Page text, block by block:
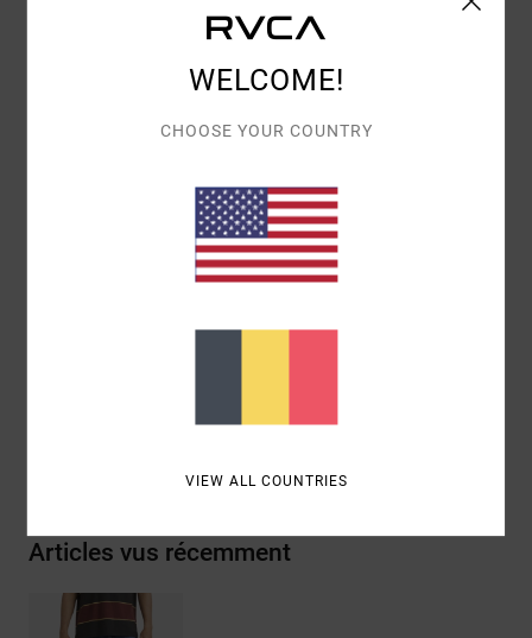
Modèle 5 poches
Coupe confortable, couture extérieure de 22 po
Broderie sur la poche arrière gauche
Patch à bord cousu au point merrow sur la poche
Articles vus récemment
WELCOME!
CHOOSE YOUR COUNTRY
VIEW ALL COUNTRIES